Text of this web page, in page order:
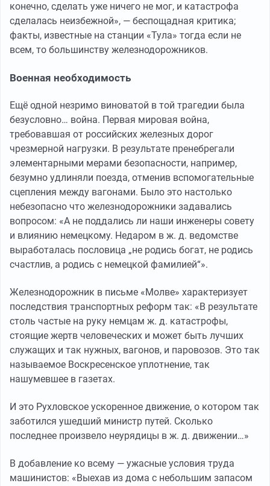
конечно, сделать уже ничего не мог, и катастрофа
сделалась неизбежной», — беспощадная критика;
факты, известные на станции «Тула» тогда если не
всем, то большинству железнодорожников.
Военная необходимость
Ещё одной незримо виноватой в той трагедии была
безусловно… война. Первая мировая война,
требовавшая от российских железных дорог
чрезмерной нагрузки. В результате пренебрегали
элементарными мерами безопасности, например,
безумно удлиняли поезда, отменив вспомогательные
сцепления между вагонами. Было это настолько
небезопасно что железнодорожники задавались
вопросом: «А не поддались ли наши инженеры совету
и влиянию немецкому. Недаром в ж. д. ведомстве
выработалась пословица „не родись богат, не родись
счастлив, а родись с немецкой фамилией“».
Железнодорожник в письме «Молве» характеризует
последствия транспортных реформ так: «В результате
столь частые на руку немцам ж. д. катастрофы,
стоящие жертв человеческих и может быть лучших
служащих и так нужных, вагонов, и паровозов. Это так
называемое Воскресенское уплотнение, так
нашумевшее в газетах.
И это Рухловское ускоренное движение, о котором так
заботился ушедший министр путей. Сколько
последнее произвело неурядицы в ж. д. движении…»
В добавление ко всему — ужасные условия труда
машинистов: «Выехав из дома с небольшим запасом